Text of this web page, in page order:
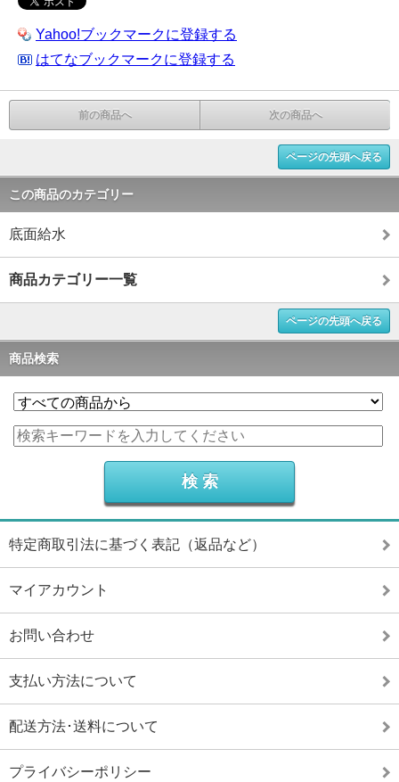
Yahoo!ブックマークに登録する
はてなブックマークに登録する
前の商品へ 次の商品へ
ページの先頭へ戻る
この商品のカテゴリー
底面給水
商品カテゴリー一覧
ページの先頭へ戻る
商品検索
特定商取引法に基づく表記（返品など）
マイアカウント
お問い合わせ
支払い方法について
配送方法･送料について
プライバシーポリシー